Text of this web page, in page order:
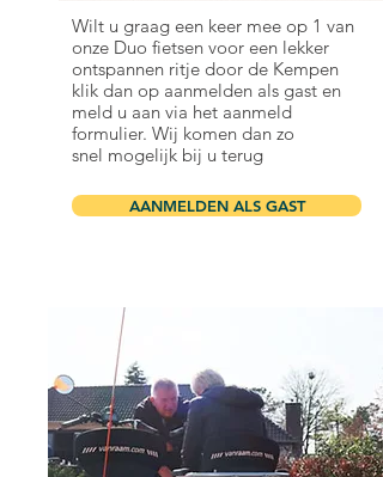
Wilt u graag een keer mee op 1 van
onze Duo fietsen voor een lekker
ontspannen ritje door de Kempen
klik dan op aanmelden als gast en
meld u aan via het aanmeld
formulier. Wij komen dan zo
snel mogelijk bij u terug
AANMELDEN ALS GAST